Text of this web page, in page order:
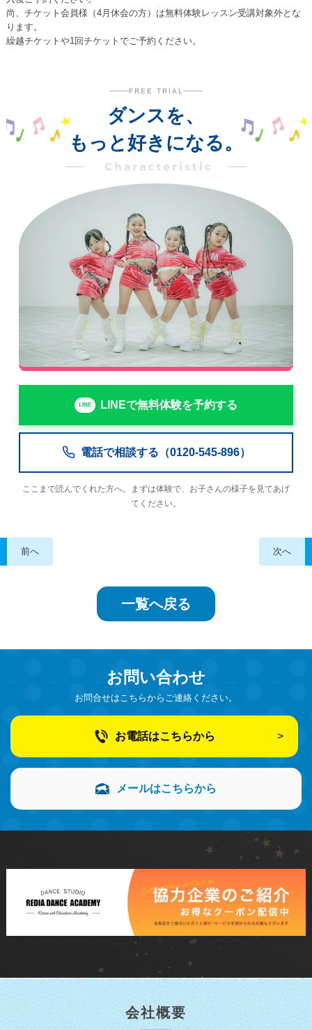
尚、チケット会員様（4月休会の方）は無料体験レッスン受講対象外とな
ります。
繰越チケットや1回チケットでご予約ください。
FREE TRIAL
ダンスを、
もっと好きになる。
LINEで無料体験を予約する
電話で相談する（0120-545-896）
ここまで読んでくれた方へ。まずは体験で、お子さんの様子を見てあげ
てください。
前へ 次へ
一覧へ戻る
お問い合わせ
お問合せはこちらからご連絡ください。
お電話はこちらから
メールはこちらから
会社概要